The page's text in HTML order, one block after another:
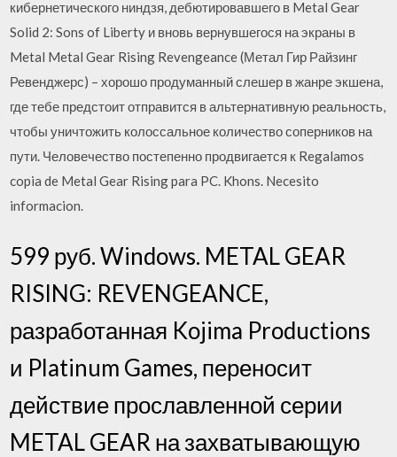
кибернетического ниндзя, дебютировавшего в Metal Gear
Solid 2: Sons of Liberty и вновь вернувшегося на экраны в
Metal Metal Gear Rising Revengeance (Метал Гир Райзинг
Ревенджерс) – хорошо продуманный слешер в жанре экшена,
где тебе предстоит отправится в альтернативную реальность,
чтобы уничтожить колоссальное количество соперников на
пути. Человечество постепенно продвигается к Regalamos
copia de Metal Gear Rising para PC. Khons. Necesito
informacion.
599 руб. Windows. METAL GEAR
RISING: REVENGEANCE,
разработанная Kojima Productions
и Platinum Games, переносит
действие прославленной серии
METAL GEAR на захватывающую